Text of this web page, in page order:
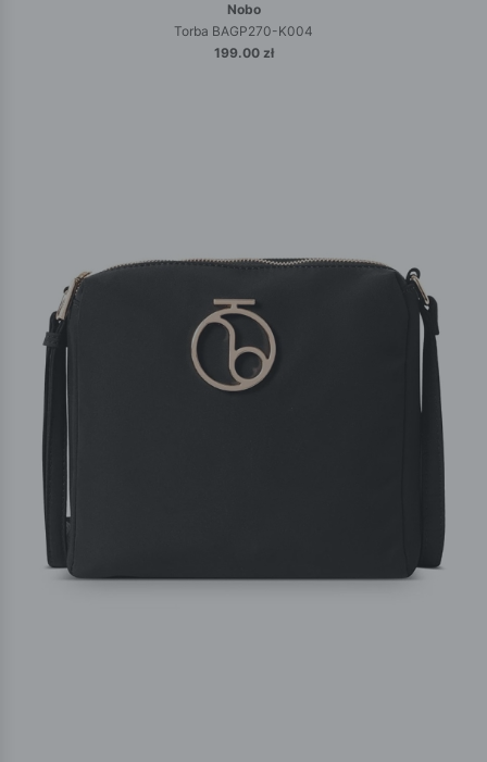
Nobo
Torba BAGP270-K004
199.00 zł